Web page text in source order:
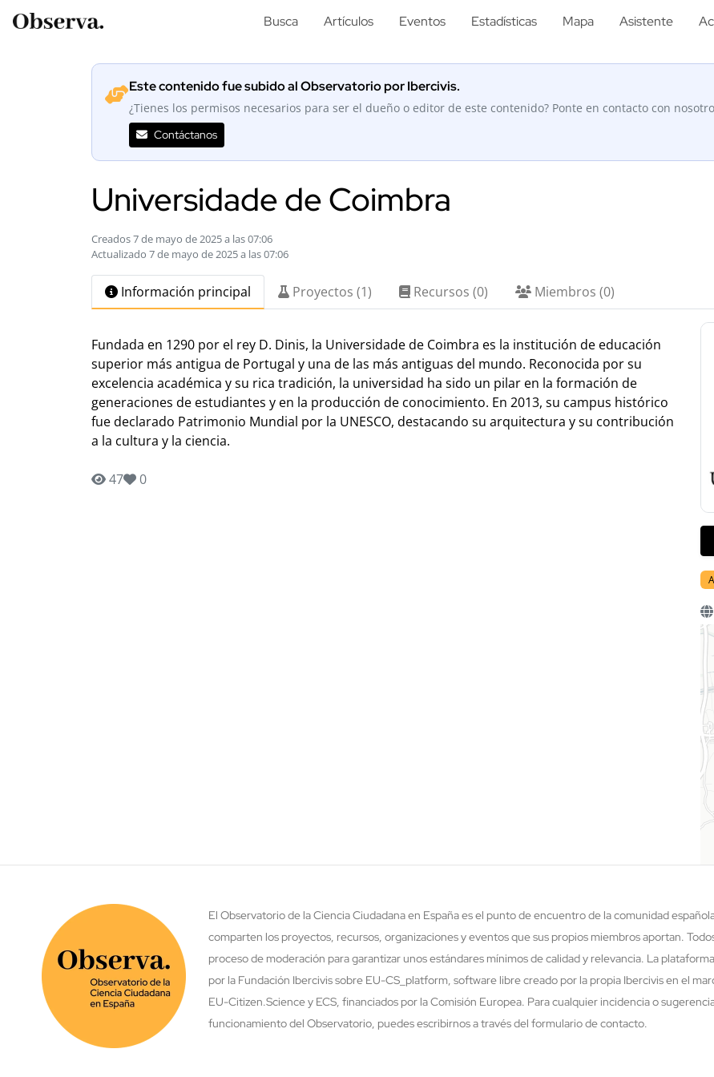
Busca Artículos Eventos Estadísticas Mapa Asistente
Este contenido fue subido al Observatorio por Ibercivis.
¿Tienes los permisos necesarios para ser el dueño o editor de este contenido? Ponte en contacto con
Contáctanos
Universidade de Coimbra
Creados 7 de mayo de 2025 a las 07:06
Actualizado 7 de mayo de 2025 a las 07:06
Información principal Proyectos (1) Recursos (0) Miembros (0)
Fundada en 1290 por el rey D. Dinis, la Universidade de Coimbra es la institución de educación
superior más antigua de Portugal y una de las más antiguas del mundo. Reconocida por su
excelencia académica y su rica tradición, la universidad ha sido un pilar en la formación de
generaciones de estudiantes y en la producción de conocimiento. En 2013, su campus histórico
fue declarado Patrimonio Mundial por la UNESCO, destacando su arquitectura y su contribución
a la cultura y la ciencia.
47 0
El Observatorio de la Ciencia Ciudadana en España es el punto de encuentro de la comunidad
comparten los proyectos, recursos, organizaciones y eventos que sus propios miembros aportan.
proceso de moderación para garantizar unos estándares mínimos de calidad y relevancia. La
por la Fundación Ibercivis sobre EU-CS_platform, software libre creado por la propia Ibercivis en el
EU-Citizen.Science y ECS, financiados por la Comisión Europea. Para cualquier incidencia o
funcionamiento del Observatorio, puedes escribirnos a través del formulario de contacto.